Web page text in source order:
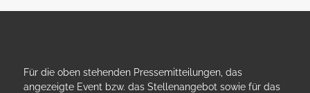
Für die oben stehenden Pressemitteilungen, das
angezeigte Event bzw. das Stellenangebot sowie für das